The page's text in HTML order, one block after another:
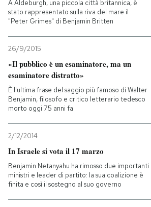
A Aldeburgh, una piccola città britannica, è
stato rappresentato sulla riva del mare il
"Peter Grimes" di Benjamin Britten
26/9/2015
«Il pubblico è un esaminatore, ma un
esaminatore distratto»
È l'ultima frase del saggio più famoso di Walter
Benjamin, filosofo e critico letterario tedesco
morto oggi 75 anni fa
2/12/2014
In Israele si vota il 17 marzo
Benjamin Netanyahu ha rimosso due importanti
ministri e leader di partito: la sua coalizione è
finita e così il sostegno al suo governo